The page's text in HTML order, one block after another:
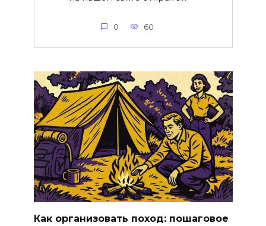
0 60
Как организовать поход: пошаговое